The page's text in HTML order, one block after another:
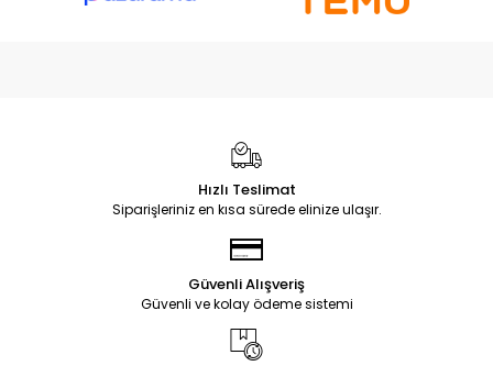
Hızlı Teslimat
Siparişleriniz en kısa sürede elinize ulaşır.
Güvenli Alışveriş
Güvenli ve kolay ödeme sistemi